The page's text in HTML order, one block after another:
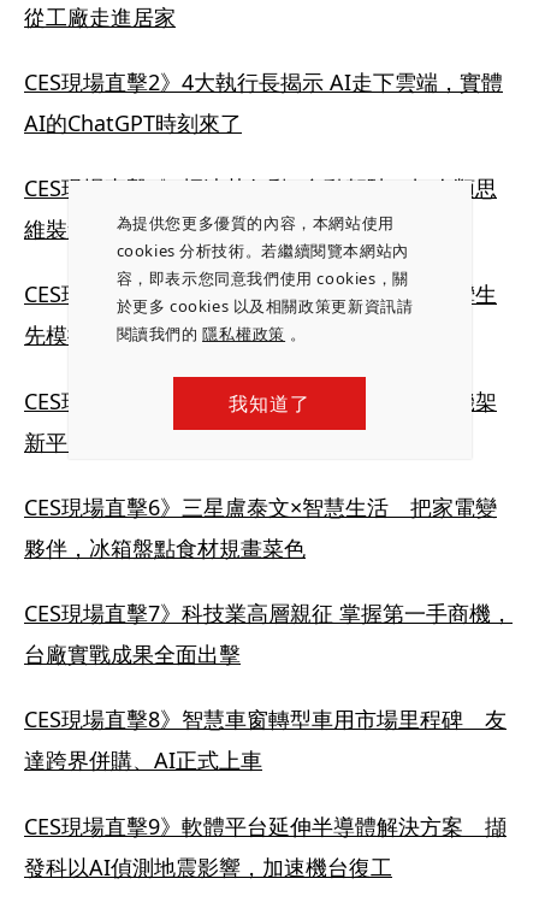
為提供您更多優質的內容，本網站使用
cookies 分析技術。若繼續閱覽本網站內
容，即表示您同意我們使用 cookies，關
於更多 cookies 以及相關政策更新資訊請
閱讀我們的隱私權政策 。
我知道了
從工廠走進居家
CES現場直擊2》4大執行長揭示 AI走下雲端，實體
AI的ChatGPT時刻來了
CES現場直擊3》輝達黃仁勳×自動駕駛　把人類思
維裝進自駕車，挑戰特斯拉
CES現場直擊4》西門子博樂仁×工業AI　數位孿生
先模擬，從建廠到營運更有效率
CES現場直擊5》超微蘇姿丰×算力競賽　打造機架
新平台，AI處理器效能提升10倍
CES現場直擊6》三星盧泰文×智慧生活　把家電變
夥伴，冰箱盤點食材規畫菜色
CES現場直擊7》科技業高層親征 掌握第一手商機，
台廠實戰成果全面出擊
CES現場直擊8》智慧車窗轉型車用市場里程碑　友
達跨界併購、AI正式上車
CES現場直擊9》軟體平台延伸半導體解決方案　擷
發科以AI偵測地震影響，加速機台復工